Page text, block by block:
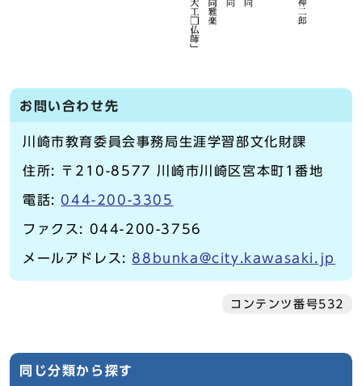
お問い合わせ先
川崎市教育委員会事務局生涯学習部文化財課
住所: 〒210-8577 川崎市川崎区宮本町1番地
電話: 044-200-3305
ファクス: 044-200-3756
メールアドレス:88bunka@city.kawasaki.jp
コンテンツ番号532
同じ分類から探す